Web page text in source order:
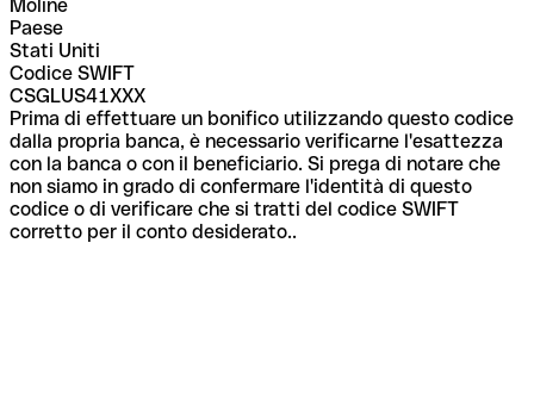
Moline
Paese
Stati Uniti
Codice SWIFT
CSGLUS41XXX
Prima di effettuare un bonifico utilizzando questo codice
dalla propria banca, è necessario verificarne l'esattezza
con la banca o con il beneficiario. Si prega di notare che
non siamo in grado di confermare l'identità di questo
codice o di verificare che si tratti del codice SWIFT
corretto per il conto desiderato..